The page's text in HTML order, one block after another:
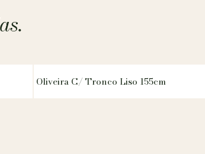
Oliveira C/ Tronco Liso 155cm